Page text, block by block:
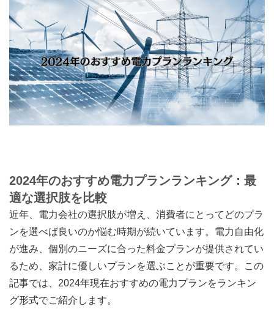
2024年のおすすめ電力プランランキング：最
適な選択肢を比較
近年、電力会社の選択肢が増え、消費者にとってどのプラ
ンを選べば良いのか悩む時期が続いています。電力自由化
が進み、個別のニーズに合った料金プランが提供されてい
るため、家計に優しいプランを選ぶことが重要です。この
記事では、2024年現在おすすめの電力プランをランキン
グ形式でご紹介します。